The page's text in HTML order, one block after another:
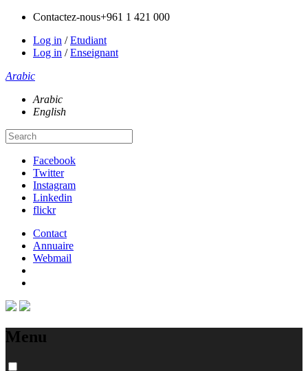
Contactez-nous+961 1 421 000
Log in /Etudiant
Log in /Enseignant
Arabic
Arabic
English
Facebook
Twitter
Instagram
Linkedin
flickr
Contact
Annuaire
Webmail
Menu